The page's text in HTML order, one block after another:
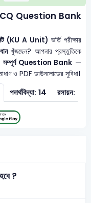
Question Bank
(KU A Unit) ভর্তি পরীক্ষার
খুঁজছেন? আপনার প্রস্তুতিকে
সম্পূর্ণ Question Bank —
ও PDF ডাউনলোডের সুবিধা।
পদার্থবিদ্যা: 14 রসায়ন: 21
?